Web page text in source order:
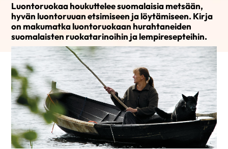
Luontoruokaa houkuttelee suomalaisia metsään,
hyvän luontoruuan etsimiseen ja löytämiseen. Kirja
on makumatka luontoruokaan hurahtaneiden
suomalaisten ruokatarinoihin ja lempiresepteihin.